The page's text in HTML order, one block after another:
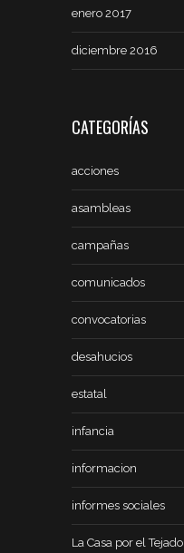
enero 2017
diciembre 2016
CATEGORÍAS
acciones
asambleas
campañas
comunicados
convocatorias
desahucios
estatal
infancia
informacion
informes sociales
La Casa por el Tejado